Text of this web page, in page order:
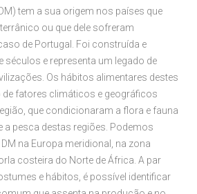
tem a sua origem nos países que
ou que dele sofreram
de Portugal. Foi construída e
séculos e representa um legado de
Os hábitos alimentares destes
fatores climáticos e geográficos
que condicionaram a flora e fauna
a pesca destas regiões. Podemos
na Europa meridional, na zona
costeira do Norte de África. A par
e hábitos, é possível identificar